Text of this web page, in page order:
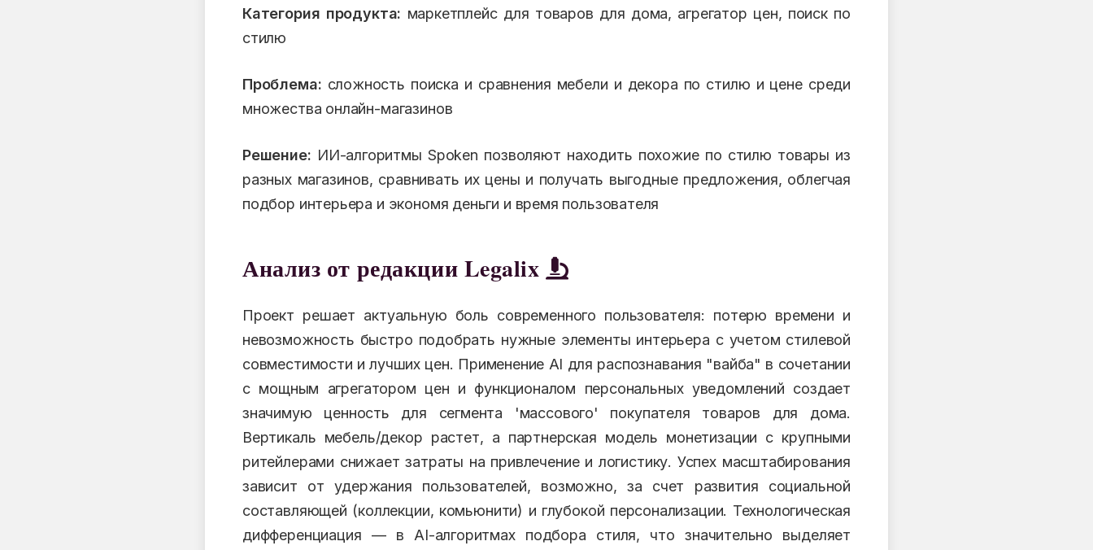
Категория продукта: маркетплейс для товаров для дома, агрегатор цен, поиск по
стилю
Проблема: сложность поиска и сравнения мебели и декора по стилю и цене среди
множества онлайн-магазинов
Решение: ИИ-алгоритмы Spoken позволяют находить похожие по стилю товары из
разных магазинов, сравнивать их цены и получать выгодные предложения, облегчая
подбор интерьера и экономя деньги и время пользователя
Анализ от редакции Legalix
Проект решает актуальную боль современного пользователя: потерю времени и
невозможность быстро подобрать нужные элементы интерьера с учетом стилевой
совместимости и лучших цен. Применение AI для распознавания "вайба" в сочетании
с мощным агрегатором цен и функционалом персональных уведомлений создает
значимую ценность для сегмента 'массового' покупателя товаров для дома.
Вертикаль мебель/декор растет, а партнерская модель монетизации с крупными
ритейлерами снижает затраты на привлечение и логистику. Успех масштабирования
зависит от удержания пользователей, возможно, за счет развития социальной
составляющей (коллекции, комьюнити) и глубокой персонализации. Технологическая
дифференциация — в AI-алгоритмах подбора стиля, что значительно выделяет